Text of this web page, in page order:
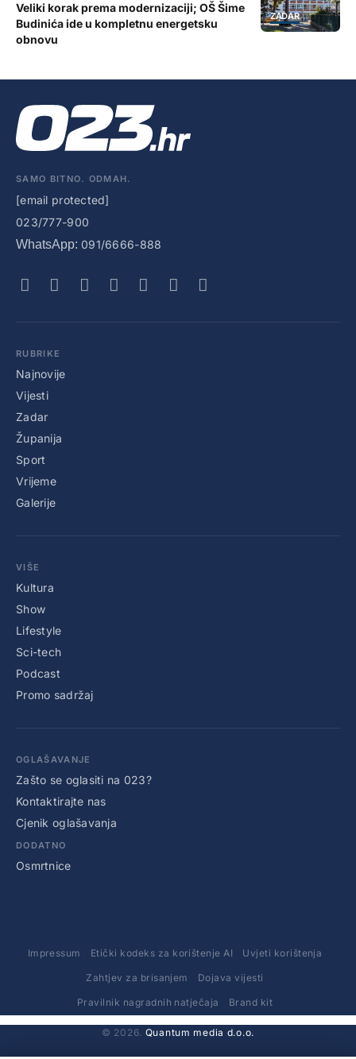
ZADAR
Veliki korak prema modernizaciji; OŠ Šime
Budinića ide u kompletnu energetsku
obnovu
SAMO BITNO. ODMAH.
[email protected]
023/777-900
WhatsApp: 091/6666-888
RUBRIKE
Najnovije
Vijesti
Zadar
Županija
Sport
Vrijeme
Galerije
VIŠE
Kultura
Show
Lifestyle
Sci-tech
Podcast
Promo sadržaj
OGLAŠAVANJE
Zašto se oglasiti na 023?
Kontaktirajte nas
Cjenik oglašavanja
DODATNO
Osmrtnice
Impressum Etički kodeks za korištenje AI Uvjeti korištenja
Zahtjev za brisanjem Dojava vijesti
Pravilnik nagradnih natječaja Brand kit
© 2026. Quantum media d.o.o.